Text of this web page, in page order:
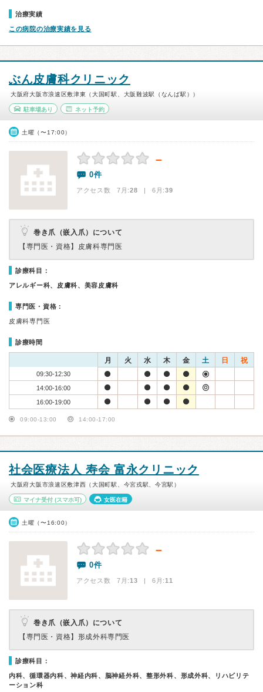
治療実績
この病院の治療実績を見る
ぶん皮膚科クリニック
大阪府大阪市浪速区敷津東（大国町駅、大阪難波駅（なんば駅））
駐車場あり ネット予約
土曜（〜17:00）
－
0件
アクセス数 7月:28 | 6月:39
巻き爪（嵌入爪）について
【専門医・資格】 皮膚科専門医
診療科目：
アレルギー科、皮膚科、美容皮膚科
専門医・資格：
皮膚科専門医
診療時間
月 火 水 木 金 土 日 祝
09:30-12:30
14:00-16:00
16:00-19:00
09:00-13:00 14:00-17:00
社会医療法人 寿会 富永クリニック
大阪府大阪市浪速区敷津西（大国町駅、今宮戎駅、今宮駅）
マイナ受付 (スマホ可) 女医在籍
土曜（〜16:00）
－
0件
アクセス数 7月:13 | 6月:11
巻き爪（嵌入爪）について
【専門医・資格】 形成外科専門医
診療科目：
内科、循環器内科、神経内科、脳神経外科、整形外科、形成外科、リハビリテ
ーション科